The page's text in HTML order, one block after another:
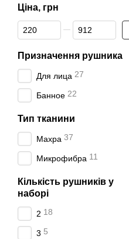
Ціна, грн
Від Ціна, грн
До Ціна, грн
Призначення рушника
Для лица 27
Банное 22
Тип тканини
Махра 37
Микрофибра 11
Кількість рушників у
наборі
2 18
3 5